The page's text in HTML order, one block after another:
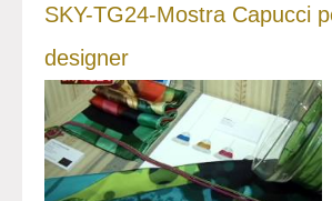
SKY-TG24-Mostra Capucci
designer